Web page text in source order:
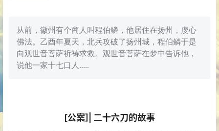
从前，徽州有个商人叫程伯鳞，他居住在扬州，虔心
佛法。乙酉年夏天，北兵攻破了扬州城，程伯鳞于是
向观世音菩萨祈祷求救。观世音菩萨在梦中告诉他，
说他一家十七口人.....
[公案]| 二十六刀的故事